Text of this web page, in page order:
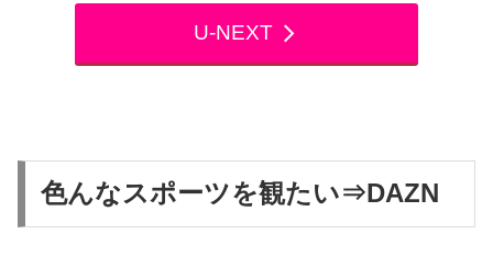
U-NEXT
色んなスポーツを観たい⇒DAZN